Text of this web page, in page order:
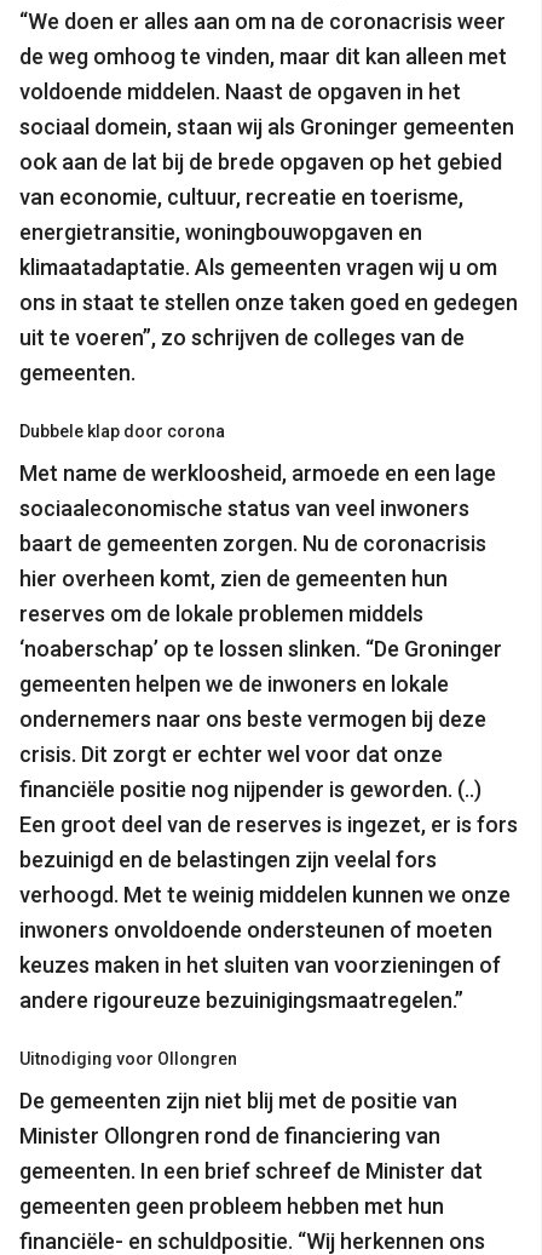
“We doen er alles aan om na de coronacrisis weer
de weg omhoog te vinden, maar dit kan alleen met
voldoende middelen. Naast de opgaven in het
sociaal domein, staan wij als Groninger gemeenten
ook aan de lat bij de brede opgaven op het gebied
van economie, cultuur, recreatie en toerisme,
energietransitie, woningbouwopgaven en
klimaatadaptatie. Als gemeenten vragen wij u om
ons in staat te stellen onze taken goed en gedegen
uit te voeren”, zo schrijven de colleges van de
gemeenten.
Dubbele klap door corona
Met name de werkloosheid, armoede en een lage
sociaaleconomische status van veel inwoners
baart de gemeenten zorgen. Nu de coronacrisis
hier overheen komt, zien de gemeenten hun
reserves om de lokale problemen middels
‘noaberschap’ op te lossen slinken. “De Groninger
gemeenten helpen we de inwoners en lokale
ondernemers naar ons beste vermogen bij deze
crisis. Dit zorgt er echter wel voor dat onze
financiële positie nog nijpender is geworden. (..)
Een groot deel van de reserves is ingezet, er is fors
bezuinigd en de belastingen zijn veelal fors
verhoogd. Met te weinig middelen kunnen we onze
inwoners onvoldoende ondersteunen of moeten
keuzes maken in het sluiten van voorzieningen of
andere rigoureuze bezuinigingsmaatregelen.”
Uitnodiging voor Ollongren
De gemeenten zijn niet blij met de positie van
Minister Ollongren rond de financiering van
gemeenten. In een brief schreef de Minister dat
gemeenten geen probleem hebben met hun
financiële- en schuldpositie. “Wij herkennen ons